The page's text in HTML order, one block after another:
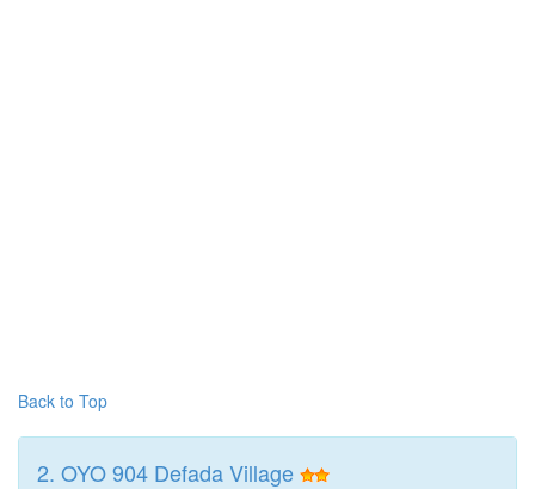
Back to Top
2. OYO 904 Defada Village